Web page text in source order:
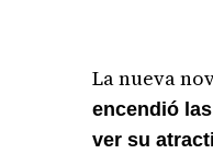
La nueva
encendió
ver su